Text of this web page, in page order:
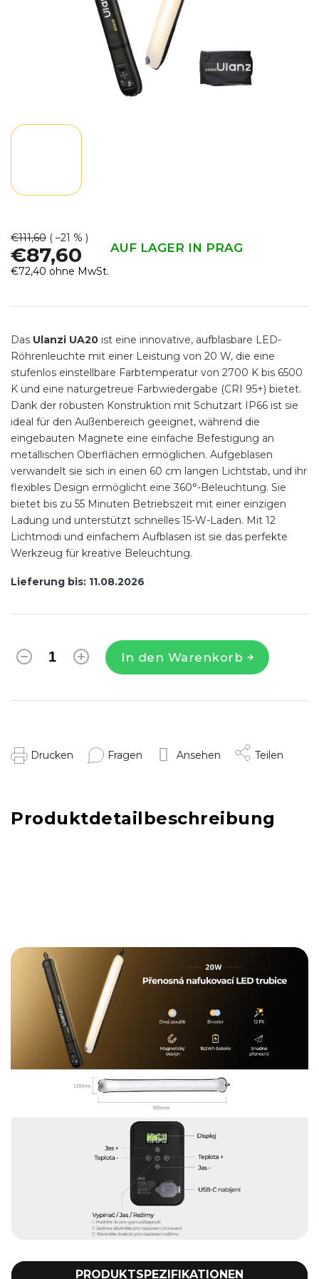
€111,60 ( –21 % )
€87,60 AUF LAGER IN PRAG
€72,40 ohne MwSt.
Lieferung bis: 11.08.2026
In den Warenkorb
Das Ulanzi UA20 ist eine innovative, aufblasbare LED-
Röhrenleuchte mit einer Leistung von 20 W, die eine
stufenlos einstellbare Farbtemperatur von 2700 K bis 6500
K und eine naturgetreue Farbwiedergabe (CRI 95+) bietet.
Dank der robusten Konstruktion mit Schutzart IP66 ist sie
ideal für den Außenbereich geeignet, während die
eingebauten Magnete eine einfache Befestigung an
metallischen Oberflächen ermöglichen. Aufgeblasen
verwandelt sie sich in einen 60 cm langen Lichtstab, und ihr
flexibles Design ermöglicht eine 360°-Beleuchtung. Sie
bietet bis zu 55 Minuten Betriebszeit mit einer einzigen
Ladung und unterstützt schnelles 15-W-Laden. Mit 12
Lichtmodi und einfachem Aufblasen ist sie das perfekte
Werkzeug für kreative Beleuchtung.
Drucken Fragen Ansehen Teilen
Produktdetailbeschreibung
PRODUKTSPEZIFIKATIONEN